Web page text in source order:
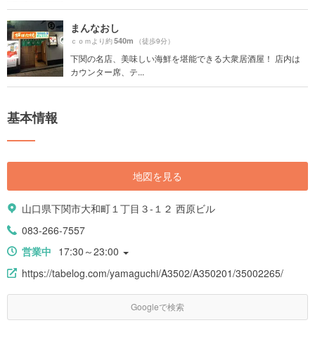
まんなおし
ｃｏｍより約540m （徒歩9分）
下関の名店、美味しい海鮮を堪能できる大衆居酒屋！ 店内は
カウンター席、テ...
基本情報
地図を見る
山口県下関市大和町１丁目３-１２ 西原ビル
083-266-7557
営業中 17:30～23:00
https://tabelog.com/yamaguchi/A3502/A350201/35002265/
Googleで検索